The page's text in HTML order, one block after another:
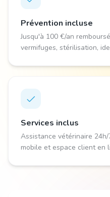
Prévention incluse
Jusqu'à 100 €/an
vermifuges, stérilisation,
Services inclus
Assistance vétérinaire
mobile et espace client en